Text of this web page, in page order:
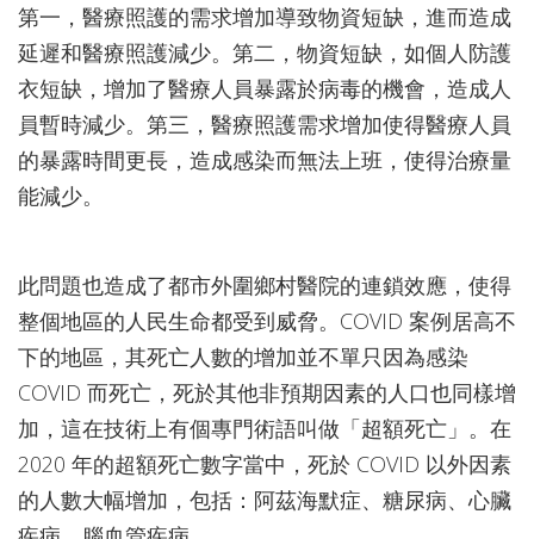
第一，醫療照護的需求增加導致物資短缺，進而造成
延遲和醫療照護減少。第二，物資短缺，如個人防護
衣短缺，增加了醫療人員暴露於病毒的機會，造成人
員暫時減少。第三，醫療照護需求增加使得醫療人員
的暴露時間更長，造成感染而無法上班，使得治療量
能減少。
此問題也造成了都市外圍鄉村醫院的連鎖效應，使得
整個地區的人民生命都受到威脅。COVID 案例居高不
下的地區，其死亡人數的增加並不單只因為感染
COVID 而死亡，死於其他非預期因素的人口也同樣增
加，這在技術上有個專門術語叫做「超額死亡」。在
2020 年的超額死亡數字當中，死於 COVID 以外因素
的人數大幅增加，包括：阿茲海默症、糖尿病、心臟